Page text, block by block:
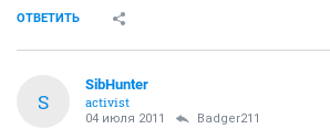
ОТВЕТИТЬ
S
SibHunter
activist
04 июля 2011 Badger211